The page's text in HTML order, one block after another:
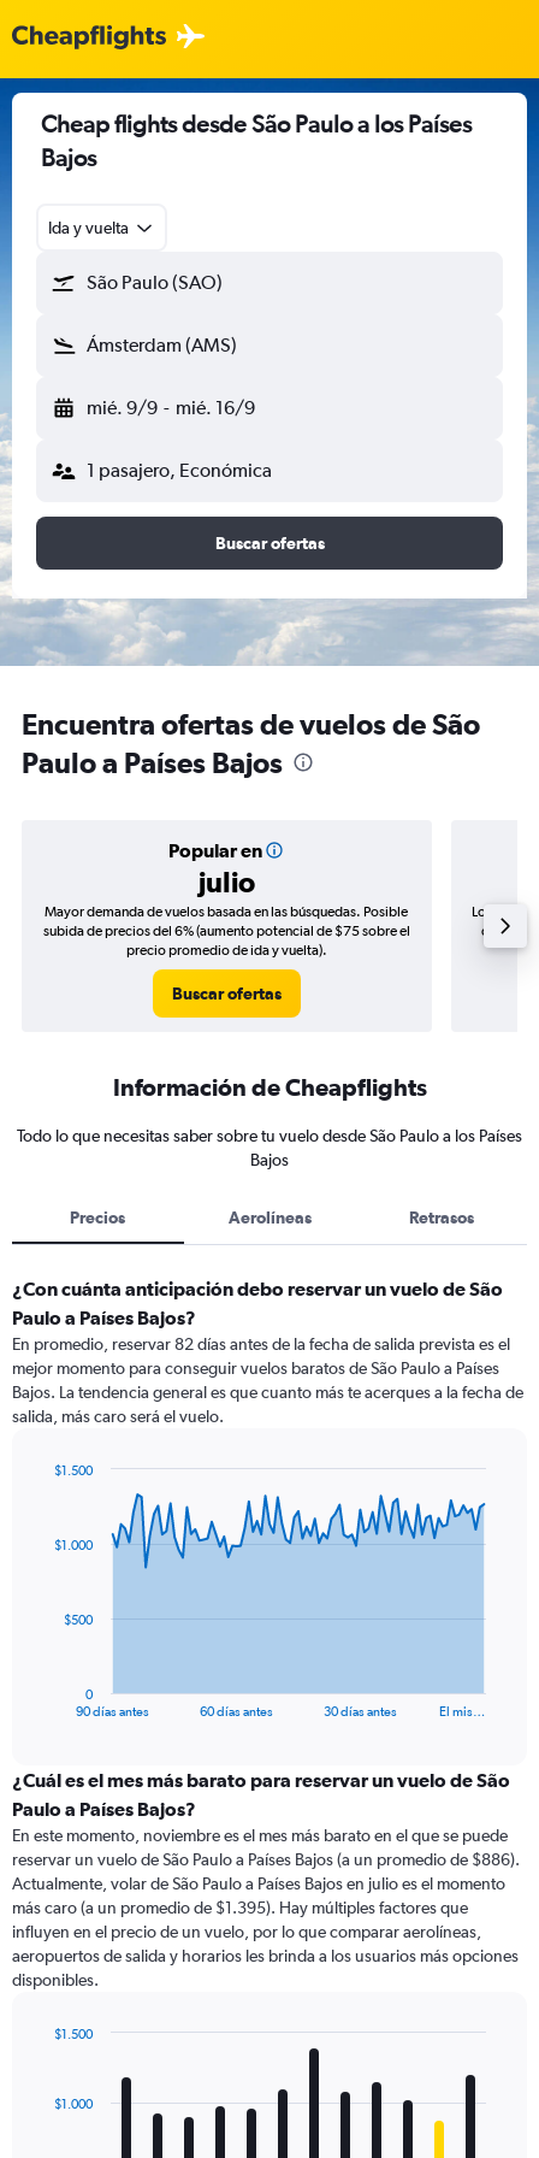
Cheap flights desde São Paulo a los Países
Bajos
Ida y vuelta
São Paulo (SAO)
Ámsterdam (AMS)
mié. 9/9 - mié. 16/9
1 pasajero, Económica
Buscar ofertas
Encuentra ofertas de vuelos de São
Paulo a Países Bajos
Popular en
julio
Mayor demanda de vuelos basada en las búsquedas. Posible
subida de precios del 6% (aumento potencial de $75 sobre el
precio promedio de ida y vuelta).
Buscar ofertas
Los
de
Información de Cheapflights
Todo lo que necesitas saber sobre tu vuelo desde São Paulo a los Países
Bajos
Precios Aerolíneas Retrasos
¿Con cuánta anticipación debo reservar un vuelo de São
Paulo a Países Bajos?
En promedio, reservar 82 días antes de la fecha de salida prevista es el
mejor momento para conseguir vuelos baratos de São Paulo a Países
Bajos. La tendencia general es que cuanto más te acerques a la fecha de
salida, más caro será el vuelo.
data
The
categories.
Range:
categories.
The
chart
has
1
Y
axis
values.
to
90 días antes 60 días antes 30 días antes El mis…
0
$500
$1.000
$1.500
¿Cuál es el mes más barato para reservar un vuelo de São
Paulo a Países Bajos?
En este momento, noviembre es el mes más barato en el que se puede
reservar un vuelo de São Paulo a Países Bajos (a un promedio de $886).
Actualmente, volar de São Paulo a Países Bajos en julio es el momento
más caro (a un promedio de $1.395). Hay múltiples factores que
influyen en el precio de un vuelo, por lo que comparar aerolíneas,
aeropuertos de salida y horarios les brinda a los usuarios más opciones
disponibles.
with
12
$1.000
$1.500